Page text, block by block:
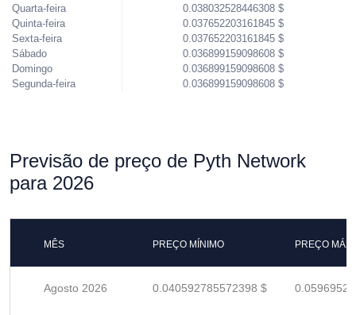
Quarta-feira
Quinta-feira
Sexta-feira
Sábado
Domingo
Segunda-feira
0.038032528446308 $
0.037652203161845 $
0.037652203161845 $
0.036899159098608 $
0.036899159098608 $
0.036899159098608 $
Previsão de preço de Pyth Network
para 2026
MÊS PREÇO MÍNIMO PREÇO
Agosto 2026 0.040592785572398 $